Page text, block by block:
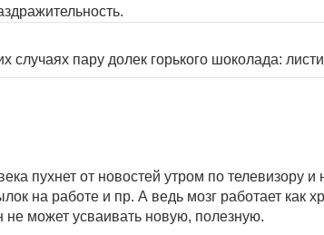
случаях пару долек горького шоколада:
пухнет от новостей утром по телевизору
на работе и пр. А ведь мозг работает как
может усваивать новую, полезную.